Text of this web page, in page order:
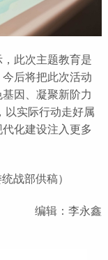
此次主题教育是
后将把此次活动
因、凝聚新阶力
以实际行动走好属
化建设注入更多
战部供稿）
编辑：李永鑫